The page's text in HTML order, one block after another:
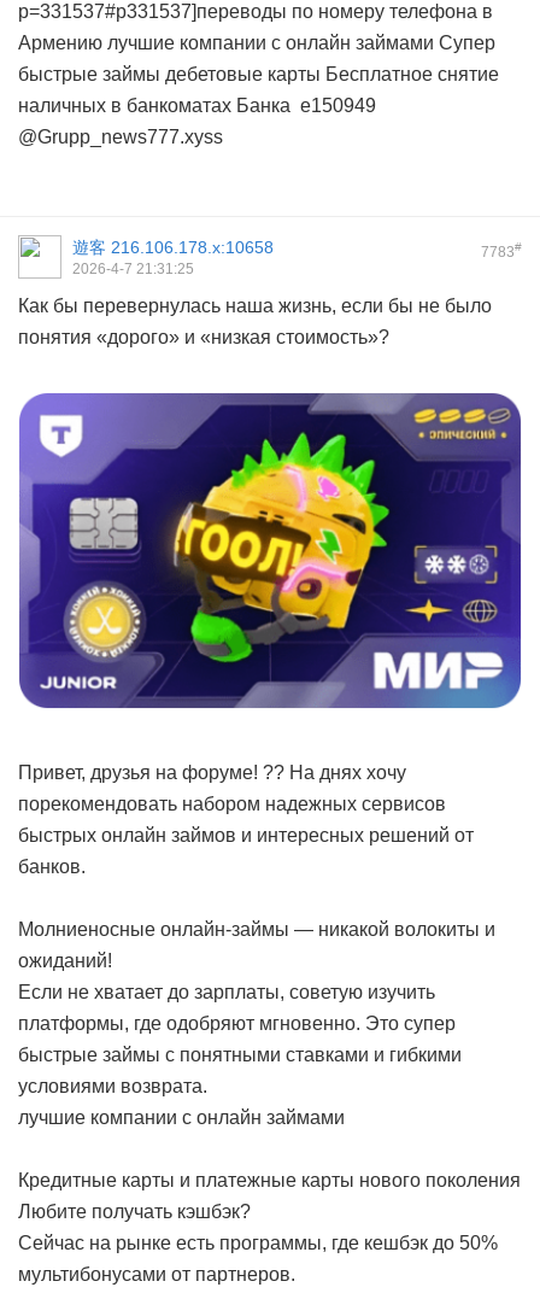
p=331537#p331537]переводы по номеру телефона в
Армению лучшие компании с онлайн займами Супер
быстрые займы дебетовые карты Бесплатное снятие
наличных в банкоматах Банка e150949
@Grupp_news777.xyss
7783#
遊客 216.106.178.x:10658
2026-4-7 21:31:25
Как бы перевернулась наша жизнь, если бы не было
понятия «дорого» и «низкая стоимость»?
Привет, друзья на форуме! ?? На днях хочу
порекомендовать набором надежных сервисов
быстрых онлайн займов и интересных решений от
банков.
Молниеносные онлайн-займы — никакой волокиты и
ожиданий!
Если не хватает до зарплаты, советую изучить
платформы, где одобряют мгновенно. Это супер
быстрые займы с понятными ставками и гибкими
условиями возврата.
лучшие компании с онлайн займами
Кредитные карты и платежные карты нового поколения
Любите получать кэшбэк?
Сейчас на рынке есть программы, где кешбэк до 50%
мультибонусами от партнеров.